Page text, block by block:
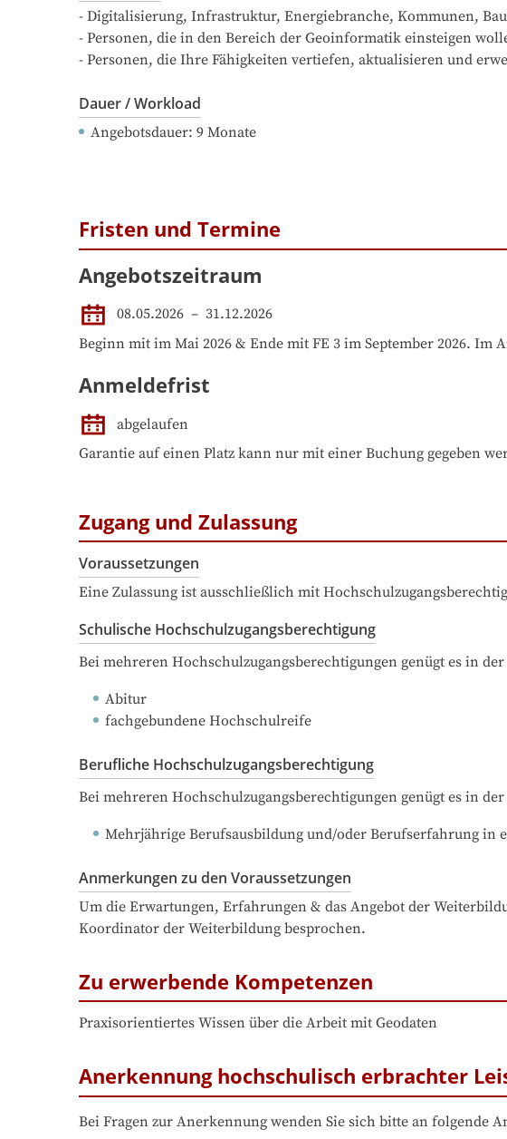
- Digitalisierung, Infrastruktur, Energiebranche, Kommunen,
- Personen, die in den Bereich der Geoinformatik einsteigen
- Personen, die Ihre Fähigkeiten vertiefen, aktualisieren und
Dauer / Workload
Angebotsdauer: 9 Monate
Fristen und Termine
Angebotszeitraum
08.05.2026 – 31.12.2026
Beginn mit im Mai 2026 & Ende mit FE 3 im September 2026.
Anmeldefrist
abgelaufen
Garantie auf einen Platz kann nur mit einer Buchung gegeben
Zugang und Zulassung
Voraussetzungen
Eine Zulassung ist ausschließlich mit
Schulische Hochschulzugangsberechtigung
Bei mehreren Hochschulzugangsberechtigungen genügt es in
Abitur
fachgebundene Hochschulreife
Berufliche Hochschulzugangsberechtigung
Bei mehreren Hochschulzugangsberechtigungen genügt es in
Mehrjährige Berufsausbildung und/oder Berufserfahrung in
Anmerkungen zu den Voraussetzungen
Um die Erwartungen, Erfahrungen & das Angebot der
Koordinator der Weiterbildung besprochen.
Zu erwerbende Kompetenzen
Praxisorientiertes Wissen über die Arbeit mit Geodaten
Anerkennung hochschulisch erbrachter
Bei Fragen zur Anerkennung wenden Sie sich bitte an folgende